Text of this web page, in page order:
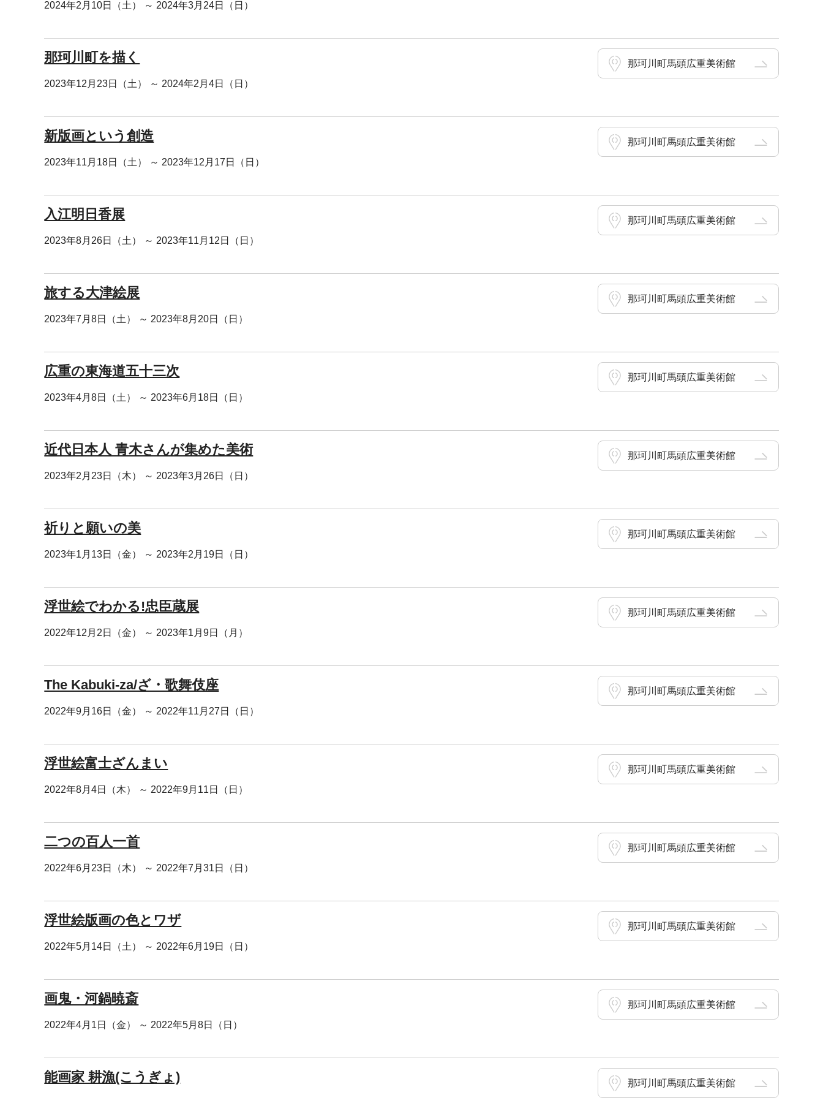
2024年2月10日（土） ～ 2024年3月24日（日）
那珂川町を描く
2023年12月23日（土） ～ 2024年2月4日（日）
那珂川町馬頭広重美術館
新版画という創造
2023年11月18日（土） ～ 2023年12月17日（日）
那珂川町馬頭広重美術館
入江明日香展
2023年8月26日（土） ～ 2023年11月12日（日）
那珂川町馬頭広重美術館
旅する大津絵展
2023年7月8日（土） ～ 2023年8月20日（日）
那珂川町馬頭広重美術館
広重の東海道五十三次
2023年4月8日（土） ～ 2023年6月18日（日）
那珂川町馬頭広重美術館
近代日本人 青木さんが集めた美術
2023年2月23日（木） ～ 2023年3月26日（日）
那珂川町馬頭広重美術館
祈りと願いの美
2023年1月13日（金） ～ 2023年2月19日（日）
那珂川町馬頭広重美術館
浮世絵でわかる!忠臣蔵展
2022年12月2日（金） ～ 2023年1月9日（月）
那珂川町馬頭広重美術館
The Kabuki-za/ざ・歌舞伎座
2022年9月16日（金） ～ 2022年11月27日（日）
那珂川町馬頭広重美術館
浮世絵富士ざんまい
2022年8月4日（木） ～ 2022年9月11日（日）
那珂川町馬頭広重美術館
二つの百人一首
2022年6月23日（木） ～ 2022年7月31日（日）
那珂川町馬頭広重美術館
浮世絵版画の色とワザ
2022年5月14日（土） ～ 2022年6月19日（日）
那珂川町馬頭広重美術館
画鬼・河鍋暁斎
2022年4月1日（金） ～ 2022年5月8日（日）
那珂川町馬頭広重美術館
能画家 耕漁(こうぎょ) 那珂川町馬頭広重美術館